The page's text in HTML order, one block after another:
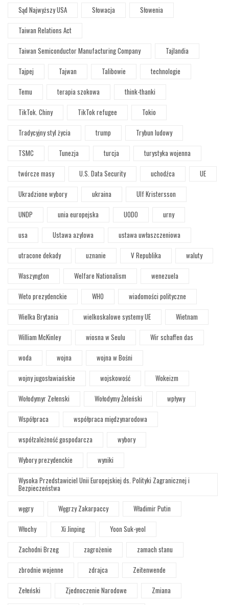
Sąd Najwyższy USA
Słowacja
Słowenia
Taiwan Relations Act
Taiwan Semiconductor Manufacturing Company
Tajlandia
Tajpej
Tajwan Talibowie
technologie
Temu
terapia szokowa
think-thanki
TikTok. Chiny
TikTok refugee
Tokio
Tradycyjny styl życia
trump
Trybun ludowy
TSMC
Tunezja turcja
turystyka wojenna
twórcze masy
U.S. Data Security uchodźca
UE
Ukradzione wybory
ukraina
Ulf Kristersson
UNDP
unia europejska UODO
urny
usa
Ustawa azylowa
ustawa uwłaszczeniowa
utracone dekady
uznanie V Republika
waluty
Waszyngton
Welfare Nationalism
wenezuela
Weto prezydenckie
WHO
wiadomości polityczne
Wielka Brytania
wielkoskalowe systemy UE
Wietnam
William McKinley
wiosna w Seulu
Wir schaffen das
woda
wojna
wojna w Bośni
wojny jugosławiańskie
wojskowość
Wokeizm
Wołodymyr Zełenski
Wołodymy Żeleński
wpływy
Współpraca
współpraca międzynarodowa
współzależność gospodarcza
wybory
Wybory prezydenckie
wyniki
Wysoka Przedstawiciel Unii Europejskiej ds. Polityki Zagranicznej i
Bezpieczeństwa
węgry
Węgrzy Zakarpaccy
Władimir Putin
Włochy
Xi Jinping
Yoon Suk-yeol
Zachodni Brzeg
zagrożenie
zamach stanu
zbrodnie wojenne
zdrajca
Zeitenwende
Zełeński
Zjednoczenie Narodowe
Zmiana